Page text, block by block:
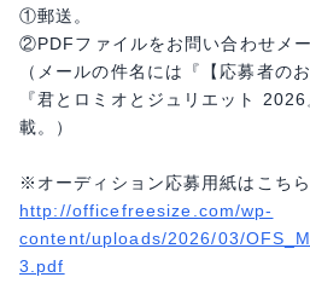
①郵送。
②PDFファイルをお問い合わせメー
（メールの件名には『【応募者の
『君とロミオとジュリエット
載。）
※オーディション応募用紙はこちら
http://officefreesize.com/wp-
content/uploads/2026/03/
3.pdf